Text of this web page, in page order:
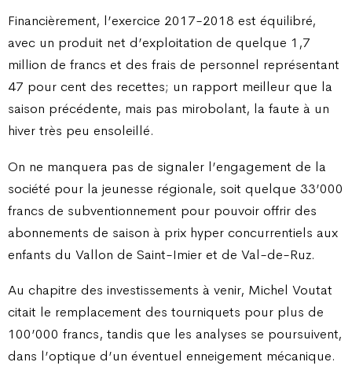
Financièrement, l’exercice 2017-2018 est équilibré,
avec un produit net d’exploitation de quelque 1,7
million de francs et des frais de personnel représentant
47 pour cent des recettes; un rapport meilleur que la
saison précédente, mais pas mirobolant, la faute à un
hiver très peu ensoleillé.
On ne manquera pas de signaler l’engagement de la
société pour la jeunesse régionale, soit quelque 33’000
francs de subventionnement pour pouvoir offrir des
abonnements de saison à prix hyper concurrentiels aux
enfants du Vallon de Saint-Imier et de Val-de-Ruz.
Au chapitre des investissements à venir, Michel Voutat
citait le remplacement des tourniquets pour plus de
100’000 francs, tandis que les analyses se poursuivent,
dans l’optique d’un éventuel enneigement mécanique.